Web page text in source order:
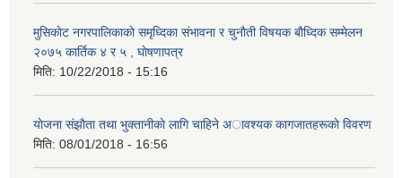
मुसिकाेट नगरपालिकाकाे समृध्दिका संभावना र चुनाैती विषयक बाैध्दिक सम्मेलन
२०७५ कार्तिक ४ र ५ , घाेषणापत्र
मिति: 10/22/2018 - 15:16
याेजना संझाैता तथा भुक्तानीकाे लागि चाहिने अावश्यक कागजातहरूकाे विवरण
मिति: 08/01/2018 - 16:56